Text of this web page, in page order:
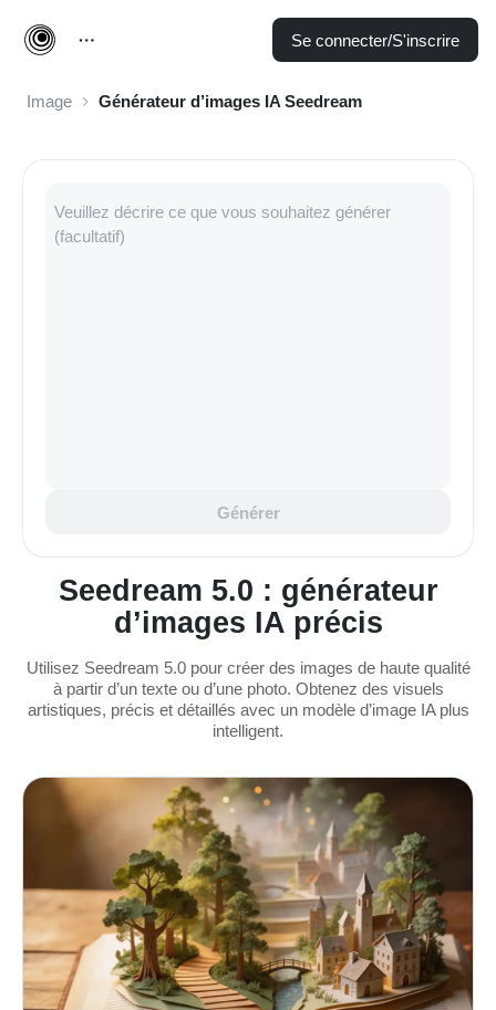
Se connecter/S'inscrire
Image Générateur d’images IA Seedream
Seedream 5.0 : générateur
d’images IA précis
Utilisez Seedream 5.0 pour créer des images de haute qualité
à partir d’un texte ou d’une photo. Obtenez des visuels
artistiques, précis et détaillés avec un modèle d’image IA plus
intelligent.
Générer